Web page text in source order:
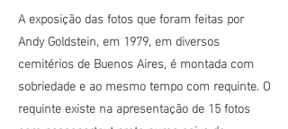
Aexposição das fotos que foram feitas por
Andy Goldstein, em 1979, em diversos
cemitérios de Buenos Aires, é montada com
sobriedade e ao mesmo tempo com requinte. O
requinte existe na apresentação de 15 fotos